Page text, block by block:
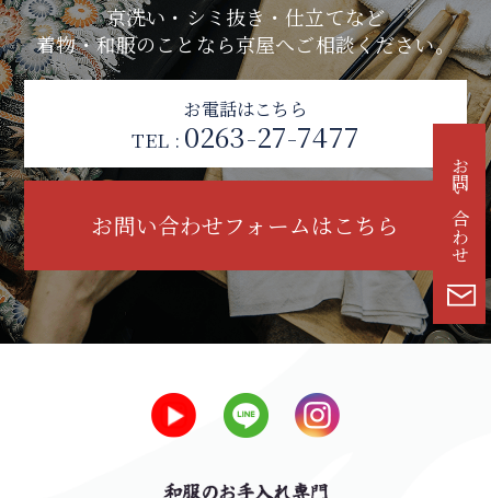
お問い合わせ
京洗い・シミ抜き・仕立てなど
着物・和服のことなら京屋へご相談ください。
お電話はこちら
TEL : 0263-27-7477
お問い合わせフォームはこちら